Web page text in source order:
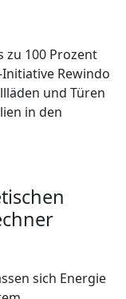
zu 100 Prozent
Rewindo
und Türen
in den
sich Energie